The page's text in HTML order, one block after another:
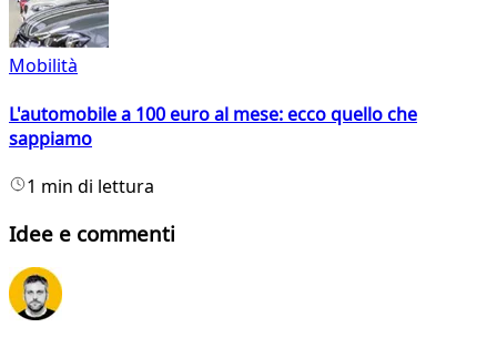
Mobilità
L'automobile a 100 euro al mese: ecco quello che
sappiamo
1 min di lettura
Idee e commenti